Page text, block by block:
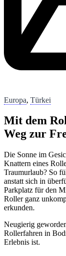
Europa, Türkei
Mit dem
Weg zur
Die Sonne im
Knattern eines
Traumurlaub? So
anstatt sich in
Parkplatz für den
Roller ganz
erkunden.
Neugierig
Rollerfahren in
Erlebnis ist.